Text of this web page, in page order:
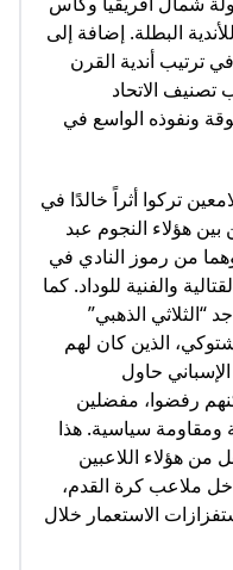
البطلة. إضافة إلى
ترتيب أندية القرن
الاتحاد
ونفوذه الواسع في
تركوا أثراً خالدًا في
بين هؤلاء النجوم عبد
من رموز النادي في
والفنية للوداد. كما
“الثلاثي الذهبي”
الذين كان لهم
حاول
رفضوا، مفضلين
ومقاومة سياسية. هذا
من هؤلاء اللاعبين
ملاعب كرة القدم،
الاستعمار خلال